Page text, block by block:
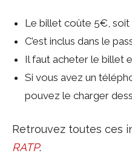
Le billet coûte 5€, soit
C’est inclus dans le
Il faut acheter le billet
Si vous avez un
pouvez le charger
Retrouvez toutes ces
RATP.